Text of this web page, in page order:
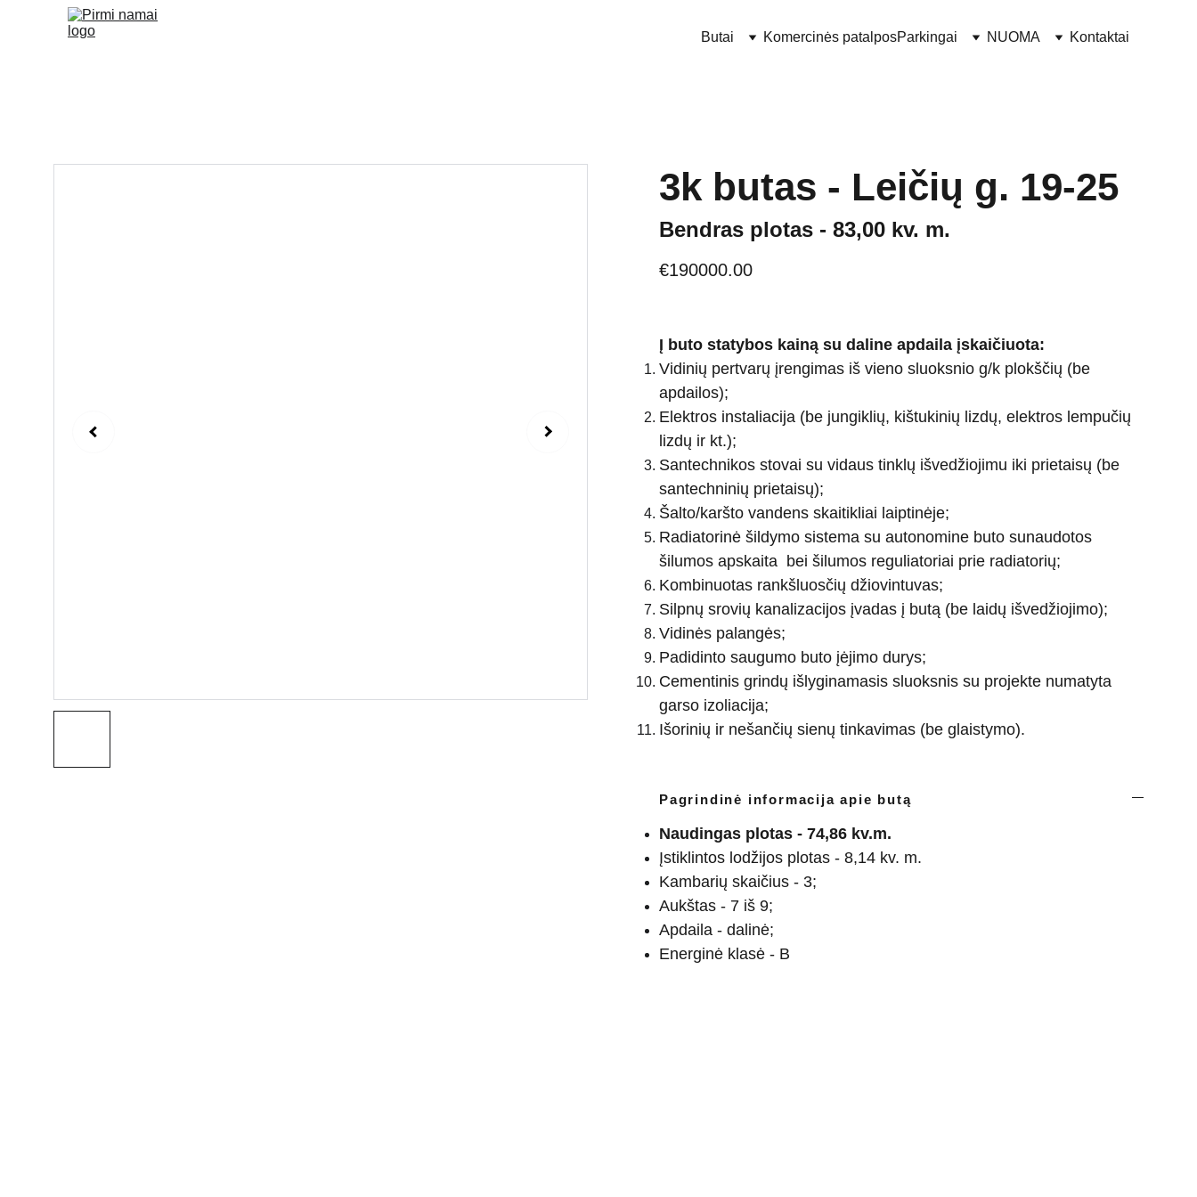
Butai Komercinės patalposParkingai NUOMA Kontaktai
3k butas - Leičių g. 19-25
Bendras plotas - 83,00 kv. m.
€190000.00
Į buto statybos kainą su daline apdaila įskaičiuota:
Vidinių pertvarų įrengimas iš vieno sluoksnio g/k plokščių (be
apdailos);
Elektros instaliacija (be jungiklių, kištukinių lizdų, elektros lempučių
lizdų ir kt.);
Santechnikos stovai su vidaus tinklų išvedžiojimu iki prietaisų (be
santechninių prietaisų);
Šalto/karšto vandens skaitikliai laiptinėje;
Radiatorinė šildymo sistema su autonomine buto sunaudotos
šilumos apskaita bei šilumos reguliatoriai prie radiatorių;
Kombinuotas rankšluosčių džiovintuvas;
Silpnų srovių kanalizacijos įvadas į butą (be laidų išvedžiojimo);
Vidinės palangės;
Padidinto saugumo buto įėjimo durys;
Cementinis grindų išlyginamasis sluoksnis su projekte numatyta
garso izoliacija;
Išorinių ir nešančių sienų tinkavimas (be glaistymo).
Pagrindinė informacija apie butą
Naudingas plotas - 74,86 kv.m.
Įstiklintos lodžijos plotas - 8,14 kv. m.
Kambarių skaičius - 3;
Aukštas - 7 iš 9;
Apdaila - dalinė;
Energinė klasė - B